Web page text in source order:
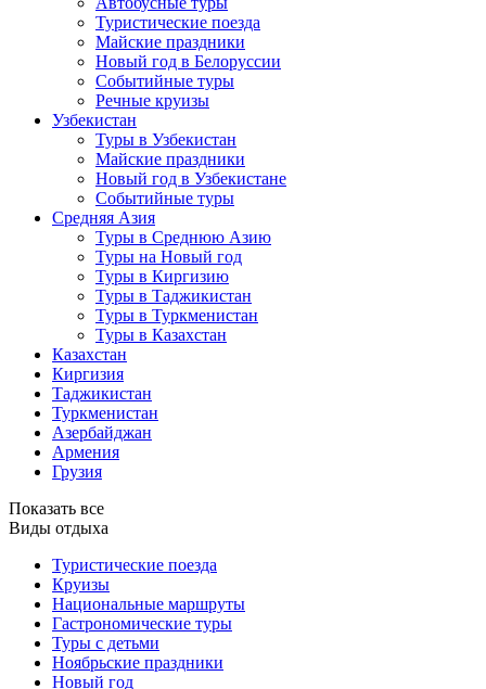
Туристические поезда
Майские праздники
Новый год в Белоруссии
Событийные туры
Речные круизы
Узбекистан
Туры в Узбекистан
Майские праздники
Новый год в Узбекистане
Событийные туры
Средняя Азия
Туры в Среднюю Азию
Туры на Новый год
Туры в Киргизию
Туры в Таджикистан
Туры в Туркменистан
Туры в Казахстан
Казахстан
Киргизия
Таджикистан
Туркменистан
Азербайджан
Армения
Грузия
Показать все
Виды отдыха
Туристические поезда
Круизы
Национальные маршруты
Гастрономические туры
Туры с детьми
Ноябрьские праздники
Новый год